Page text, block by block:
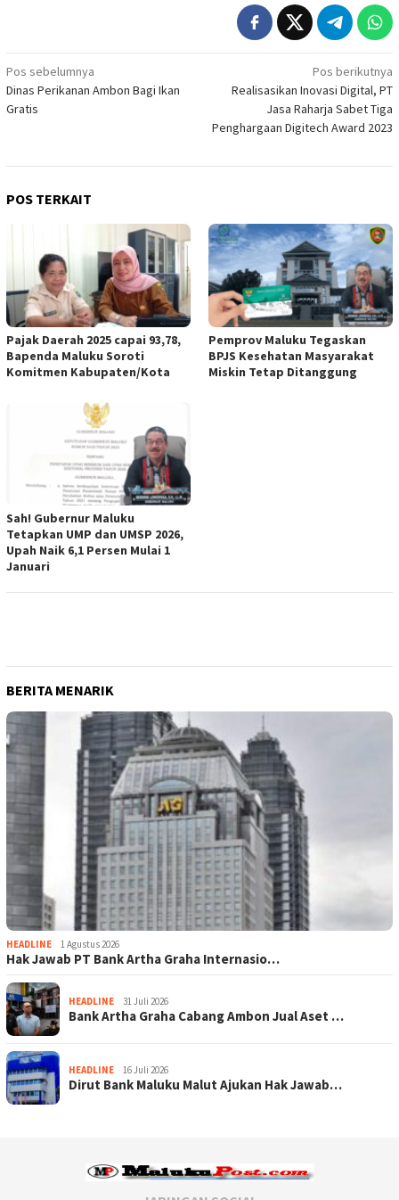
Navigasi
pos
Pos sebelumnya
Dinas Perikanan Ambon Bagi Ikan
Gratis
Pos berikutnya
Realisasikan Inovasi Digital, PT
Jasa Raharja Sabet Tiga
Penghargaan Digitech Award 2023
POS TERKAIT
Pajak Daerah 2025 capai 93,78,
Bapenda Maluku Soroti
Komitmen Kabupaten/Kota
Pemprov Maluku Tegaskan
BPJS Kesehatan Masyarakat
Miskin Tetap Ditanggung
Sah! Gubernur Maluku
Tetapkan UMP dan UMSP 2026,
Upah Naik 6,1 Persen Mulai 1
Januari
BERITA MENARIK
HEADLINE 1 Agustus 2026
Hak Jawab PT Bank Artha Graha Internasio…
HEADLINE 31 Juli 2026
Bank Artha Graha Cabang Ambon Jual Aset …
HEADLINE 16 Juli 2026
Dirut Bank Maluku Malut Ajukan Hak Jawab…